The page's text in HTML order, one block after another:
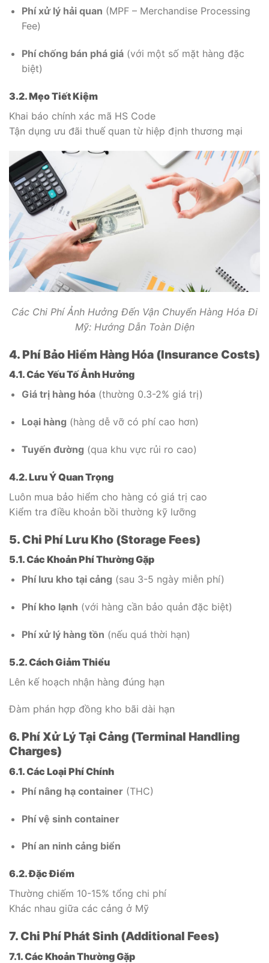
Phí xử lý hải quan (MPF – Merchandise Processing
Fee)
Phí chống bán phá giá(với một số mặt hàng đặc
biệt)
3.2. Mẹo Tiết Kiệm
Khai báo chính xác mã HS Code
Tận dụng ưu đãi thuế quan từ hiệp định thương mại
Các Chi Phí Ảnh Hưởng Đến Vận Chuyển Hàng Hóa Đi
Mỹ: Hướng Dẫn Toàn Diện
4. Phí Bảo Hiểm Hàng Hóa (Insurance Costs)
4.1. Các Yếu Tố Ảnh Hưởng
Giá trị hàng hóa(thường 0.3-2% giá trị)
Loại hàng (hàng dễ vỡ có phí cao hơn)
Tuyến đường (qua khu vực rủi ro cao)
4.2. Lưu Ý Quan Trọng
Luôn mua bảo hiểm cho hàng có giá trị cao
Kiểm tra điều khoản bồi thường kỹ lưỡng
5. Chi Phí Lưu Kho (Storage Fees)
5.1. Các Khoản Phí Thường Gặp
Phí lưu kho tại cảng (sau 3-5 ngày miễn phí)
Phí kho lạnh (với hàng cần bảo quản đặc biệt)
Phí xử lý hàng tồn (nếu quá thời hạn)
5.2. Cách Giảm Thiểu
Lên kế hoạch nhận hàng đúng hạn
Đàm phán hợp đồng kho bãi dài hạn
6. Phí Xử Lý Tại Cảng (Terminal Handling
Charges)
6.1. Các Loại Phí Chính
Phí nâng hạ container(THC)
Phí vệ sinh container
Phí an ninh cảng biển
6.2. Đặc Điểm
Thường chiếm 10-15% tổng chi phí
Khác nhau giữa các cảng ở Mỹ
7. Chi Phí Phát Sinh (Additional Fees)
7.1. Các Khoản Thường Gặp